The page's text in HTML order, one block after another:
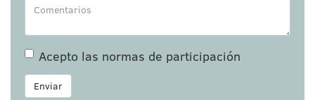
Acepto las normas de participación
Enviar